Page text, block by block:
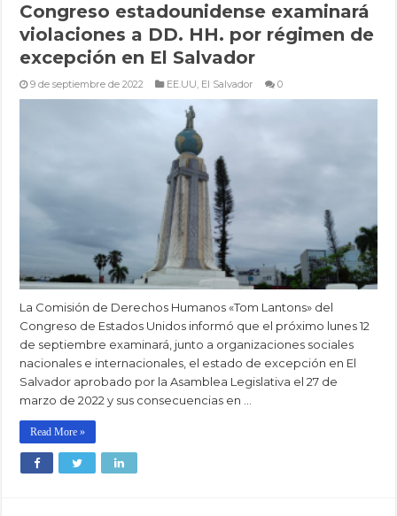
Congreso estadounidense examinará
violaciones a DD. HH. por régimen de
excepción en El Salvador
9 de septiembre de 2022 EE.UU, El Salvador 0
La Comisión de Derechos Humanos «Tom Lantons» del
Congreso de Estados Unidos informó que el próximo lunes 12
de septiembre examinará, junto a organizaciones sociales
nacionales e internacionales, el estado de excepción en El
Salvador aprobado por la Asamblea Legislativa el 27 de
marzo de 2022 y sus consecuencias en …
Read More »